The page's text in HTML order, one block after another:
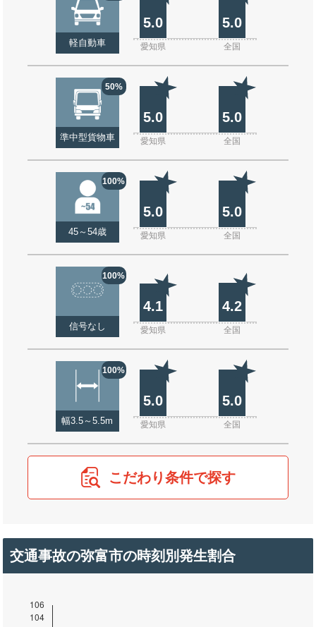
軽自動車
5.0 5.0
愛知県 全国
50%
準中型貨物車
5.0 5.0
愛知県 全国
100%
45～54歳
5.0 5.0
愛知県 全国
100%
信号なし
4.1 4.2
愛知県 全国
100%
幅3.5～5.5m
5.0 5.0
愛知県 全国
こだわり条件で探す
交通事故の弥富市の時刻別発生割合